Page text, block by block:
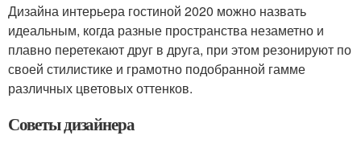
Дизайна интерьера гостиной 2020 можно назвать
идеальным, когда разные пространства незаметно и
плавно перетекают друг в друга, при этом резонируют по
своей стилистике и грамотно подобранной гамме
различных цветовых оттенков.
Советы дизайнера